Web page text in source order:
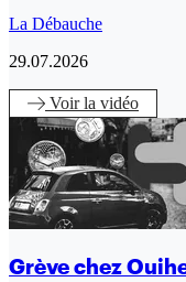
La Débauche
29.07.2026
Voirla vidéo
Grève chez